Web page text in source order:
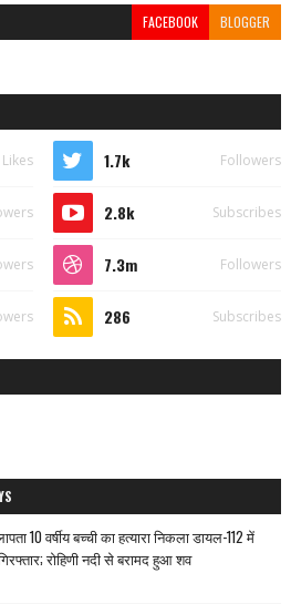
FACEBOOK BLOGGER
Likes 1.7k Followers
2.8k Subscribes
7.3m Followers
286 Subscribes
10 वर्षीय बच्ची का हत्यारा निकला डायल-112 में
रोहिणी नदी से बरामद हुआ शव